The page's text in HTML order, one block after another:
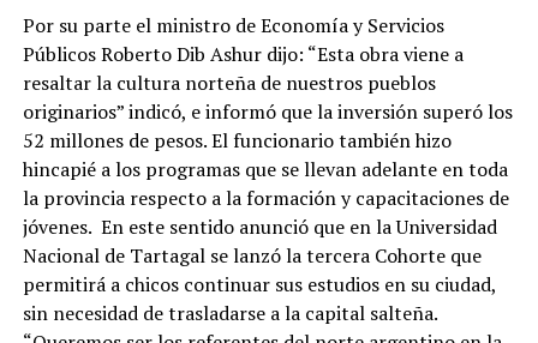
Por su parte el ministro de Economía y Servicios
Públicos Roberto Dib Ashur dijo: “Esta obra viene a
resaltar la cultura norteña de nuestros pueblos
originarios” indicó, e informó que la inversión superó los
52 millones de pesos. El funcionario también hizo
hincapié a los programas que se llevan adelante en toda
la provincia respecto a la formación y capacitaciones de
jóvenes. En este sentido anunció que en la Universidad
Nacional de Tartagal se lanzó la tercera Cohorte que
permitirá a chicos continuar sus estudios en su ciudad,
sin necesidad de trasladarse a la capital salteña.